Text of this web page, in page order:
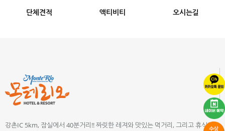
단체견적 액티비티 오시는길
강촌IC 5km, 잠실에서 40분거리!! 짜릿한 레져와 맛있는 먹거리, 그리고 휴식이